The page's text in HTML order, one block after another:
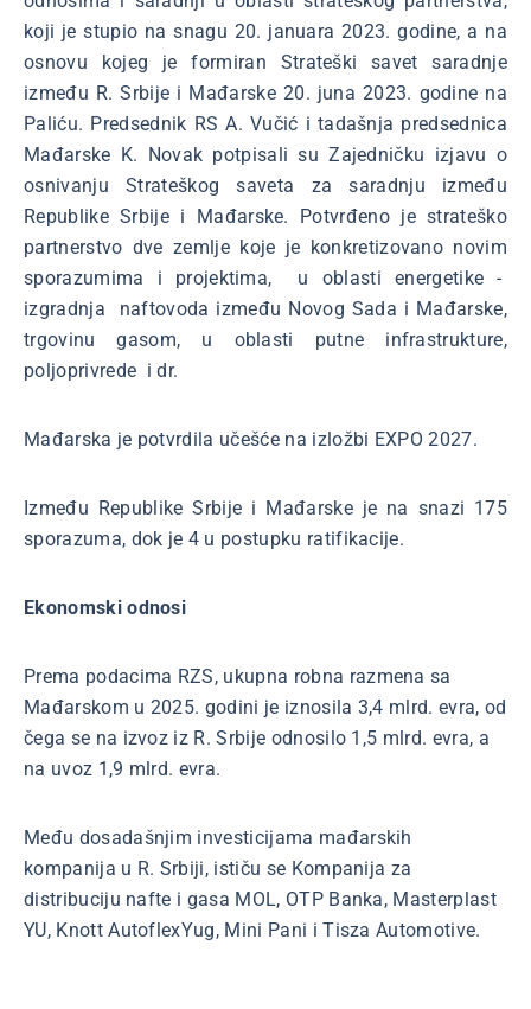
koji je stupio na snagu 20. januara 2023. godine, a na
osnovu kojeg je formiran Strateški savet saradnje
između R. Srbije i Mađarske 20. juna 2023. godine na
Paliću. Predsednik RS A. Vučić i tadašnja predsednica
Mađarske K. Novak potpisali su Zajedničku izjavu o
osnivanju Strateškog saveta za saradnju između
Republike Srbije i Mađarske. Potvrđeno je strateško
partnerstvo dve zemlje koje je konkretizovano novim
sporazumima i projektima, u oblasti energetike -
izgradnja naftovoda između Novog Sada i Mađarske,
trgovinu gasom, u oblasti putne infrastrukture,
poljoprivrede i dr.
Mađarska je potvrdila učešće na izložbi EXPO 2027.
Između Republike Srbije i Mađarske je na snazi 175
sporazuma, dok je 4 u postupku ratifikacije.
Ekonomski odnosi
Prema podacima RZS, ukupna robna razmena sa
Mađarskom u 2025. godini je iznosila 3,4 mlrd. evra, od
čega se na izvoz iz R. Srbije odnosilo 1,5 mlrd. evra, a
na uvoz 1,9 mlrd. evra.
Među dosadašnjim investicijama mađarskih
kompanija u R. Srbiji, ističu se Kompanija za
distribuciju nafte i gasa MOL, OTP Banka, Masterplast
YU, Knott AutoflexYug, Mini Pani i Tisza Automotive.